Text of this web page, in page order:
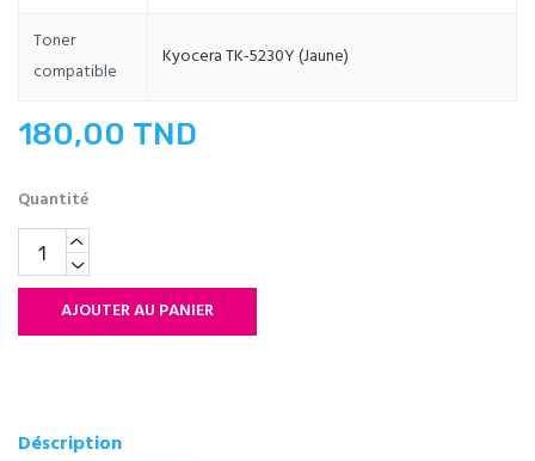
Toner
compatible
Kyocera TK-5230Y (Jaune)
180,00 TND
Quantité
AJOUTER AU PANIER
Déscription